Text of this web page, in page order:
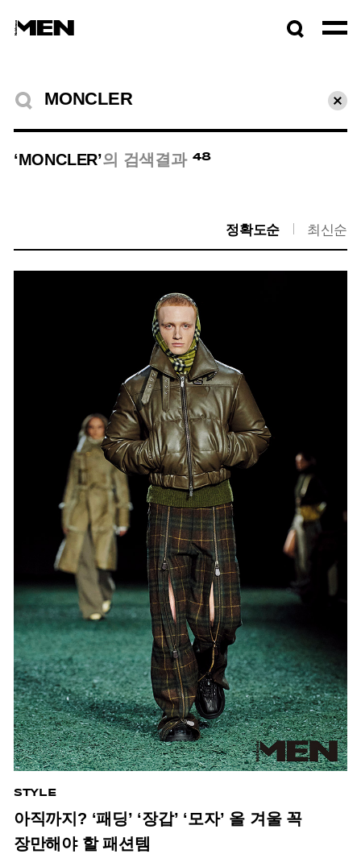
검색결과
초기
‘MONCLER’의 검색결과 48
정확도순 최신순
STYLE
아직까지? ‘패딩’ ‘장갑’ ‘모자’ 올 겨울 꼭
장만해야 할 패션템